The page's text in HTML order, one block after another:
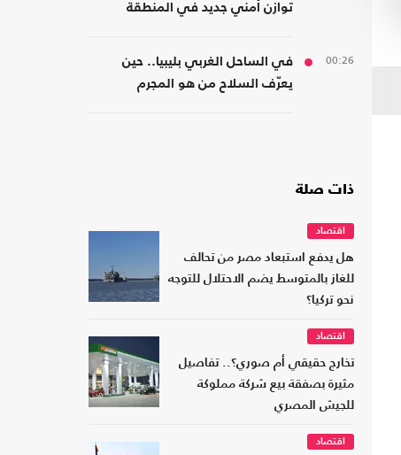
توازن أمني جديد في المنطقة
00:26
في الساحل الغربي بليبيا.. حين
يعرّف السلاح من هو المجرم
ذات صلة
اقتصاد
هل يدفع استبعاد مصر من تحالف
للغاز بالمتوسط يضم الاحتلال للتوجه
نحو تركيا؟
اقتصاد
تخارج حقيقي أم صوري؟.. تفاصيل
مثيرة بصفقة بيع شركة مملوكة
للجيش المصري
اقتصاد